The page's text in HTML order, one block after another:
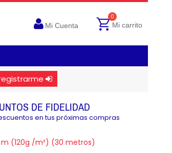
Mi Cuenta
0
Mi carrito
DE FIDELIDAD
en tus próximas compras
(120g /m²) (30 metros)